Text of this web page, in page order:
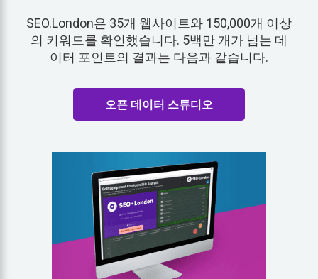
SEO.London은 35개 웹사이트와 150,000개 이상
의 키워드를 확인했습니다. 5백만 개가 넘는 데
이터 포인트의 결과는 다음과 같습니다.
오픈 데이터 스튜디오